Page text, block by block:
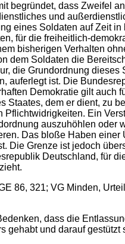
begründet, dass Zweifel
und
eines Soldaten auf Zeit
für die freiheitlich-
bisherigen Verhalten
dem Soldaten die
die Grundordnung
auferlegt ist. Die
Demokratie gilt
dem er dient, zu
Ein
auszuhöhlen
Das bloße Haben
Die Grenze ist jedoch
Deutschland, für
86, 321; VG Minden,
dass die
und darauf